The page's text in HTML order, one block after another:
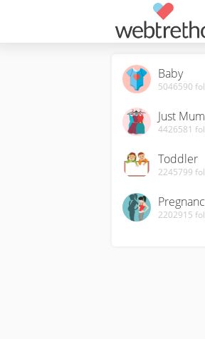
Baby
5046590
Just
4426581
Toddler
2245799
2202915